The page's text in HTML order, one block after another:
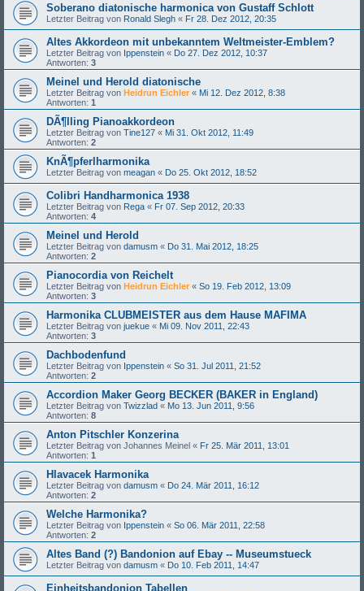
Soberano diatonische harmonica von Gustaff Schlott
Letzter Beitrag von Ronald Slegh « Fr 28. Dez 2012, 20:35
Altes Akkordeon mit unbekanntem Weltmeister-Emblem?
Letzter Beitrag von Ippenstein « Do 27. Dez 2012, 10:37
Antworten: 3
Meinel und Herold diatonische
Letzter Beitrag von Heidrun Eichler « Mi 12. Dez 2012, 8:38
Antworten: 1
DÃ¶lling Pianoakkordeon
Letzter Beitrag von Tine127 « Mi 31. Okt 2012, 11:49
Antworten: 2
KnÃ¶pferlharmonika
Letzter Beitrag von meagan « Do 25. Okt 2012, 18:52
Colibri Handharmonica 1938
Letzter Beitrag von Rega « Fr 07. Sep 2012, 20:33
Antworten: 4
Meinel und Herold
Letzter Beitrag von damusm « Do 31. Mai 2012, 18:25
Antworten: 2
Pianocordia von Reichelt
Letzter Beitrag von Heidrun Eichler « So 19. Feb 2012, 13:09
Antworten: 3
Harmonika CLUBMEISTER aus dem Hause MAFIMA
Letzter Beitrag von juekue « Mi 09. Nov 2011, 22:43
Antworten: 3
Dachbodenfund
Letzter Beitrag von Ippenstein « So 31. Jul 2011, 21:52
Antworten: 2
Accordion Maker Georg BECKER (BAKER in England)
Letzter Beitrag von Twizzlad « Mo 13. Jun 2011, 9:56
Antworten: 8
Anton Pitschler Konzerina
Letzter Beitrag von Johannes Meinel « Fr 25. Mär 2011, 13:01
Antworten: 1
Hlavacek Harmonika
Letzter Beitrag von damusm « Do 24. Mär 2011, 16:12
Antworten: 2
Welche Harmonika?
Letzter Beitrag von Ippenstein « So 06. Mär 2011, 22:58
Antworten: 2
Altes Band (?) Bandonion auf Ebay -- Museumstueck
Letzter Beitrag von damusm « Do 10. Feb 2011, 14:47
Einheitsbandonion Tabellen